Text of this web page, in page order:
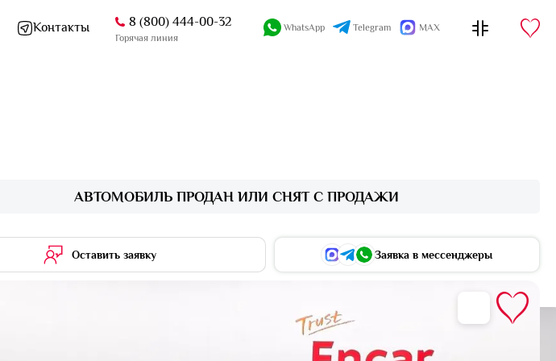
Контакты 8 (800) 444-00-32
Горячая линия
WhatsApp Telegram MAX
АВТОМОБИЛЬ ПРОДАН ИЛИ СНЯТ С ПРОДАЖИ
Оставить заявку Заявка в мессенджеры